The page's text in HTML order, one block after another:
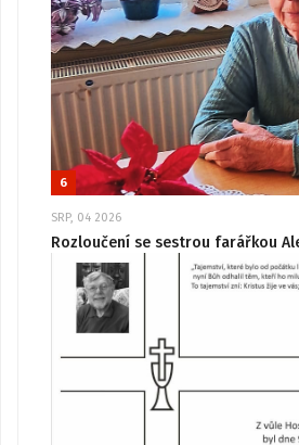
6
SRP, 04 2026
Rozloučení se sestrou farářkou